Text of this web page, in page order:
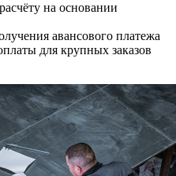
на основании
авансового платежа
для крупных заказов